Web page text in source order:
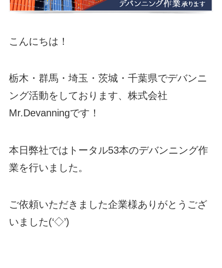
こんにちは！
栃木・群馬・埼玉・茨城・千葉県でデバンニ
ング活動をしております、株式会社
Mr.Devanningです！
本日弊社ではトータル53本のデバンニング作
業を行いました。
ご依頼いただきました企業様ありがとうござ
いました(‘◇’)ゞ